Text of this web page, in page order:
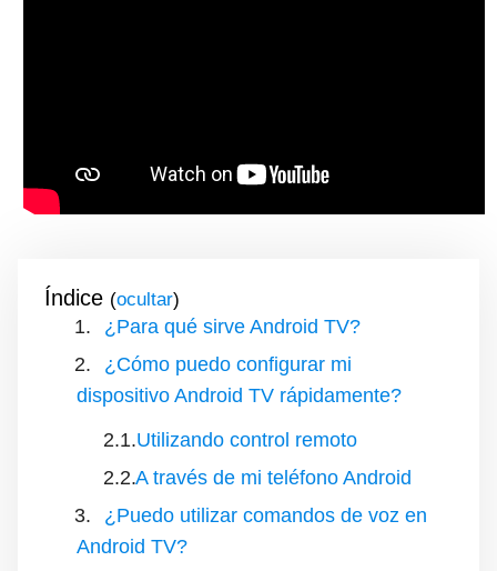
Índice ( )
¿Para qué sirve Android TV?
¿Cómo puedo configurar mi
dispositivo Android TV rápidamente?
Utilizando control remoto
A través de mi teléfono Android
¿Puedo utilizar comandos de voz en
Android TV?